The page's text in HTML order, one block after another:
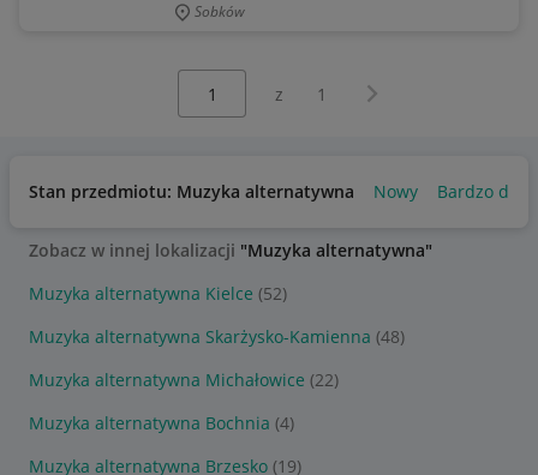
Sobków
z 1 Następna strona
Stan przedmiotu: Muzyka alternatywna Nowy Bardzo
Zobacz w innej lokalizacji "Muzyka alternatywna"
Muzyka alternatywna Kielce (52)
Muzyka alternatywna Skarżysko-Kamienna (48)
Muzyka alternatywna Michałowice (22)
Muzyka alternatywna Bochnia (4)
Muzyka alternatywna Brzesko (19)